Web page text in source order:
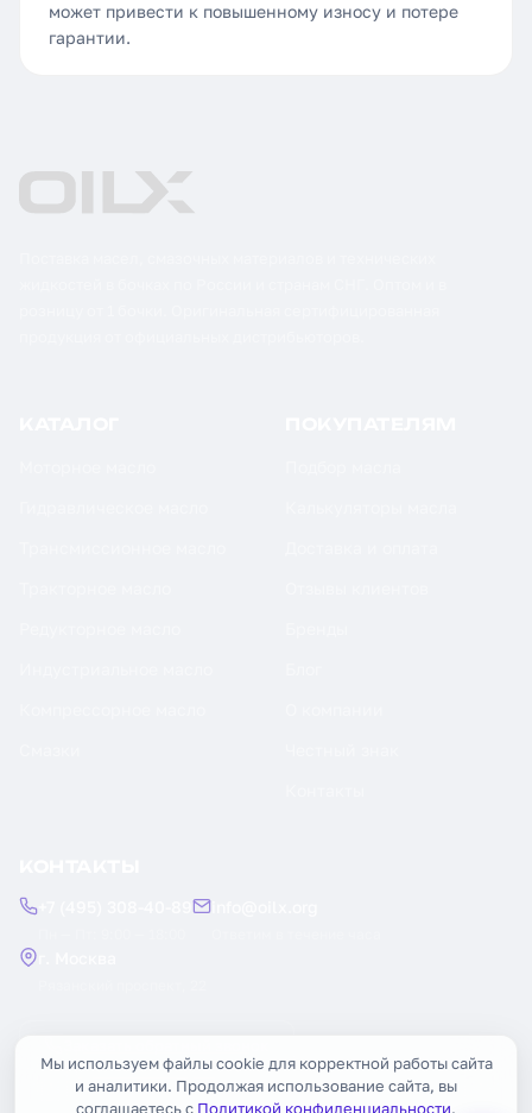
может привести к повышенному износу и потере
гарантии.
Мы используем файлы cookie для корректной работы сайта
и аналитики. Продолжая использование сайта, вы
соглашаетесь с Политикой конфиденциальности.